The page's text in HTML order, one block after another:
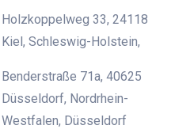
Holzkoppelweg 33, 24118
Kiel, Schleswig-Holstein,
Benderstraße 71a, 40625
Düsseldorf, Nordrhein-
Westfalen, Düsseldorf